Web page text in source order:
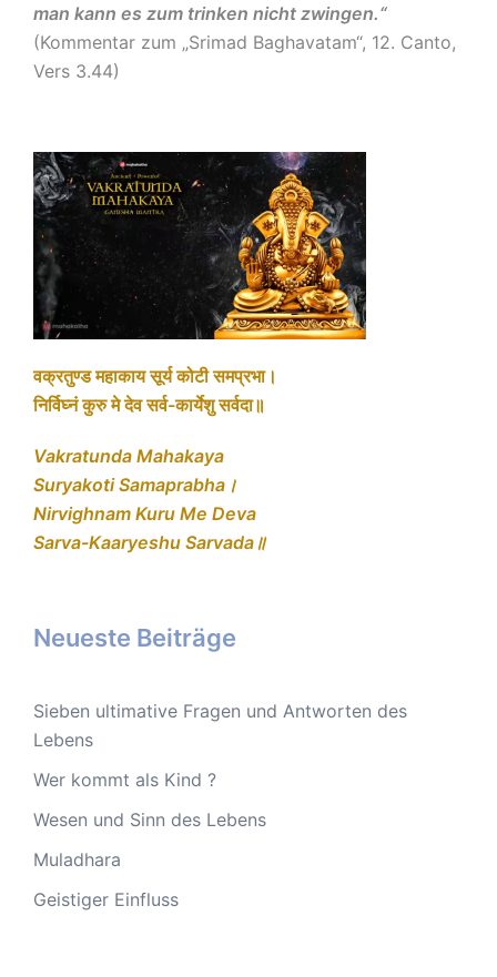
man kann es zum trinken nicht zwingen.“
(Kommentar zum „Srimad Baghavatam“, 12. Canto,
Vers 3.44)
वक्रतुण्ड महाकाय सूर्य कोटी समप्रभा।
निर्विघ्नं कुरु मे देव सर्व-कार्येशु सर्वदा॥
Vakratunda Mahakaya
Suryakoti Samaprabha।
Nirvighnam Kuru Me Deva
Sarva-Kaaryeshu Sarvada॥
Neueste Beiträge
Sieben ultimative Fragen und Antworten des
Lebens
Wer kommt als Kind ?
Wesen und Sinn des Lebens
Muladhara
Geistiger Einfluss